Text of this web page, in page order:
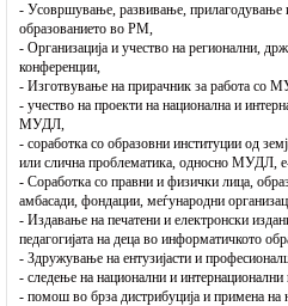
- Усовршување, развивање,
образованието во РМ,
- Организација и учество на регионални,
конференции,
- Изготвување на прирачник за работа со
- учество на проекти на национална и
МУДЛ,
- соработка со образовни институции од
или слична проблематика, односно МУДЛ,
- Соработка со правни и физички лица,
амбасади, фондации, меѓународни
- Издавање на печатени и електронски
педагогијата на деца во информатичкото
- Здружување на ентузијасти и
- следење на национални и интернационални
- помош во брза дистрибуција и примена на